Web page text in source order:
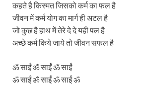
कहते है किस्मत जिसको कर्म का फल है
जीवन में कर्म योग का मार्ग ही अटल है
जो कुछ है हाथ में तेरे दे दे यही पल है
अच्छे कर्म किये जाये तो जीवन सफल है
ॐ साईं ॐ साईं ॐ साईं
ॐ साईं ॐ साईं ॐ साईं ॐ